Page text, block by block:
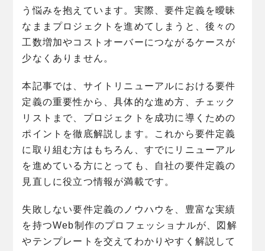
う悩みを抱えています。実際、要件定義を曖昧
なままプロジェクトを進めてしまうと、後々の
工数増加やコストオーバーにつながるケースが
少なくありません。
本記事では、サイトリニューアルにおける要件
定義の重要性から、具体的な進め方、チェック
リストまで、プロジェクトを成功に導くための
ポイントを徹底解説します。これから要件定義
に取り組む方はもちろん、すでにリニューアル
を進めている方にとっても、自社の要件定義の
見直しに役立つ情報が満載です。
失敗しない要件定義のノウハウを、豊富な実績
を持つWeb制作のプロフェッショナルが、図解
やテンプレートを交えてわかりやすく解説して